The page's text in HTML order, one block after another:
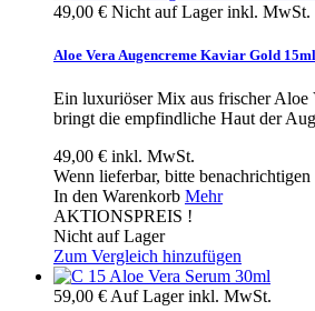
49,00 € Nicht auf Lagerinkl. MwSt.
Aloe Vera Augencreme Kaviar Gold 15ml
Ein luxuriöser Mix aus frischer Aloe
bringt die empfindliche Haut der
49,00 € inkl. MwSt.
Wenn lieferbar, bitte benachrichtigen
In den Warenkorb Mehr
AKTIONSPREIS !
Nicht auf Lager
Zum Vergleich hinzufügen
59,00 € Auf Lagerinkl. MwSt.